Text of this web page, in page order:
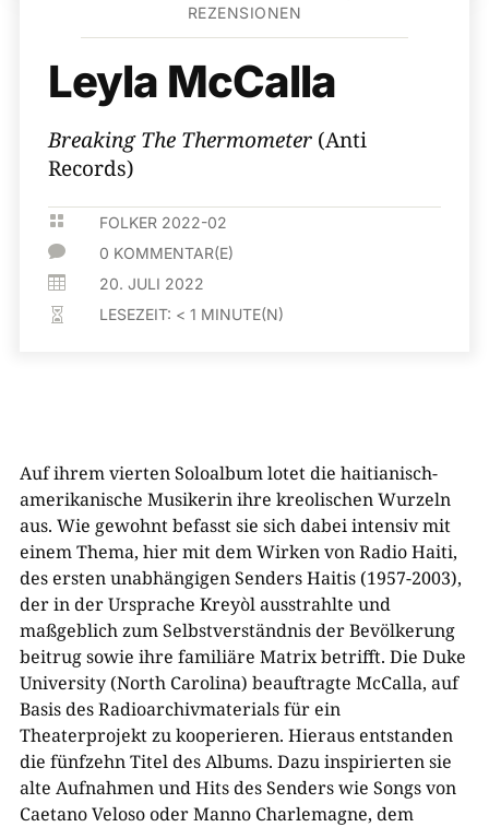
REZENSIONEN
Leyla McCalla
Breaking The Thermometer (Anti
Records)
 FOLKER 2022-02
 0 KOMMENTAR(E)
 20. JULI 2022
 LESEZEIT: < 1 MINUTE(N)
Auf ihrem vierten Soloalbum lotet die haitianisch-
amerikanische Musikerin ihre kreolischen Wurzeln
aus. Wie gewohnt befasst sie sich dabei intensiv mit
einem Thema, hier mit dem Wirken von Radio Haiti,
des ersten unabhängigen Senders Haitis (1957-2003),
der in der Ursprache Kreyòl ausstrahlte und
maßgeblich zum Selbstverständnis der Bevölkerung
beitrug sowie ihre familiäre Matrix betrifft. Die Duke
University (North Carolina) beauftragte McCalla, auf
Basis des Radioarchivmaterials für ein
Theaterprojekt zu kooperieren. Hieraus entstanden
die fünfzehn Titel des Albums. Dazu inspirierten sie
alte Aufnahmen und Hits des Senders wie Songs von
Caetano Veloso oder Manno Charlemagne, dem